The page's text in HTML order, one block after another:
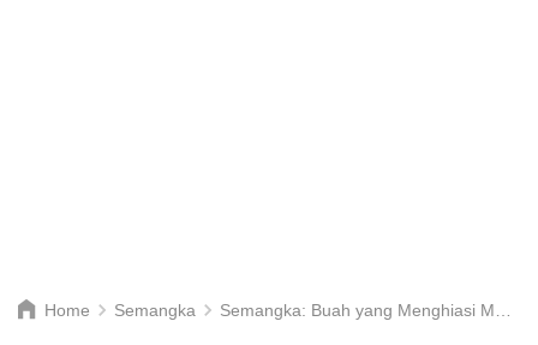
Home Semangka Semangka: Buah yang Menghiasi Musim Panas dan Liburan